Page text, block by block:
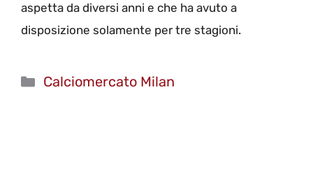
aspetta da diversi anni e che ha avuto a
disposizione solamente per tre stagioni.
Categorie
Calciomercato Milan